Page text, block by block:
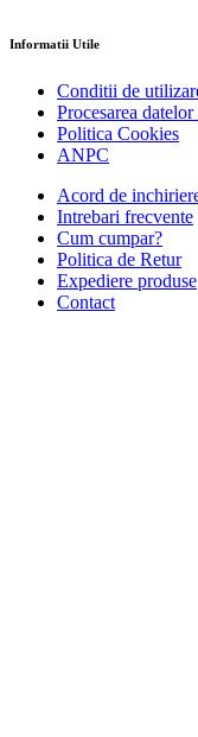
Informatii Utile
Conditii de
Procesarea
Politica Cookies
ANPC
Acord de
Intrebari frecvente
Cum cumpar?
Politica de Retur
Expediere produse
Contact